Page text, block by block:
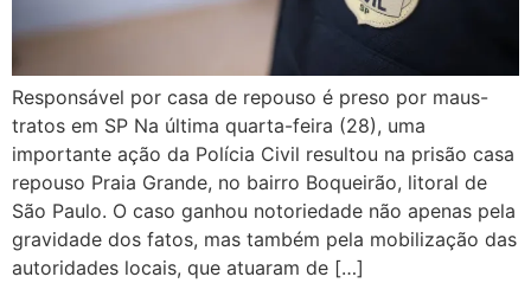
Responsável por casa de repouso é preso por maus-
tratos em SP Na última quarta-feira (28), uma
importante ação da Polícia Civil resultou na prisão casa
repouso Praia Grande, no bairro Boqueirão, litoral de
São Paulo. O caso ganhou notoriedade não apenas pela
gravidade dos fatos, mas também pela mobilização das
autoridades locais, que atuaram de […]